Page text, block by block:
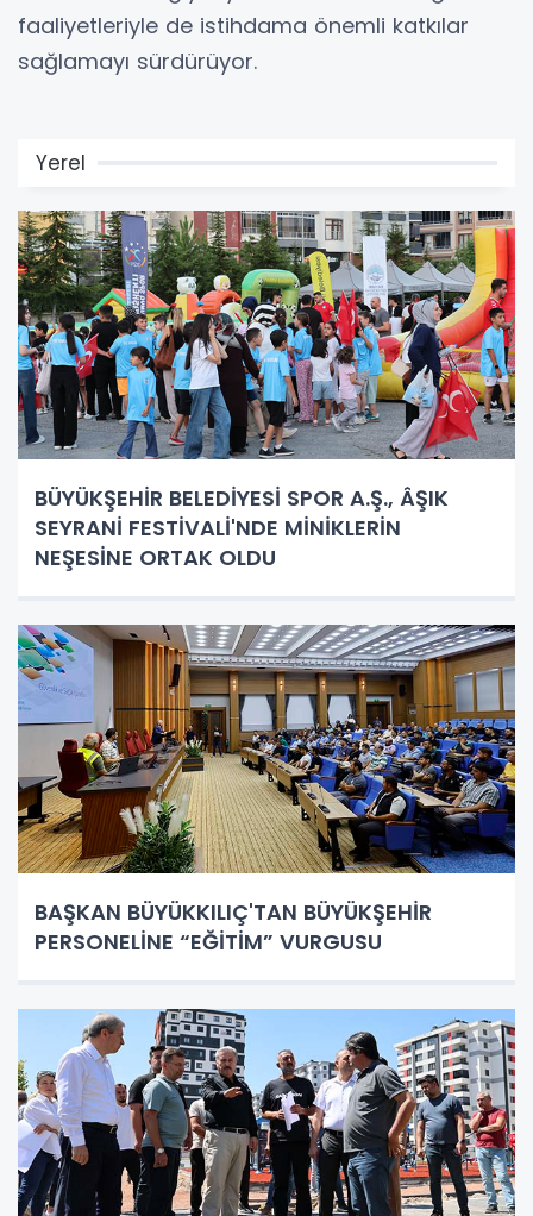
faaliyetleriyle de istihdama önemli katkılar
sağlamayı sürdürüyor.
Yerel
BÜYÜKŞEHİR BELEDİYESİ SPOR A.Ş., ÂŞIK
SEYRANİ FESTİVALİ'NDE MİNİKLERİN
NEŞESİNE ORTAK OLDU
BAŞKAN BÜYÜKKILIÇ'TAN BÜYÜKŞEHİR
PERSONELİNE “EĞİTİM” VURGUSU